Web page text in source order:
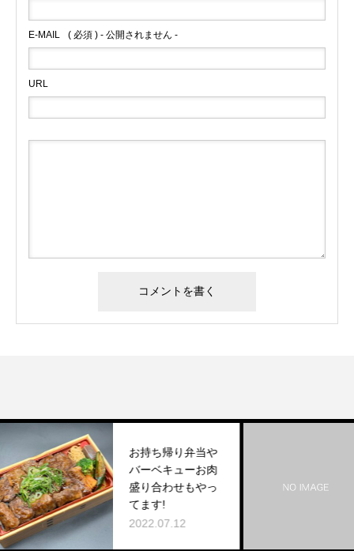
E-MAIL ( 必須 ) - 公開されません -
URL
お持ち帰り弁当や
バーベキューお肉
盛り合わせもやっ
てます!
2022.07.12